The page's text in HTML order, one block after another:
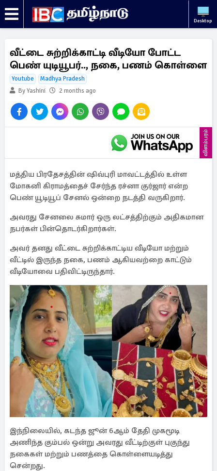
Desktop
வீட்டை சுற்றிக்காட்டி வீடியோ போட்ட
பெண் யுடியூபர்.., நகை, பணம் கொள்ளை
Youtube
Madhya Pradesh
By Yashini
2 months ago
விளம்பரம்
மத்திய பிரதேசத்தின் ஷிவ்புரி மாவட்டத்தில் உள்ள
மோகனி கிராமத்தைச் சேர்ந்த ரச்னா குர்ஜார் என்ற
பெண் யூடியூப் சேனல் ஒன்றை நடத்தி வருகிறார்.
அவரது சேனலை சுமார் ஒரு லட்சத்திற்கும் அதிகமான
நபர்கள் பின்தொடர்கிறார்கள்.
அவர் தனது வீட்டை சுற்றிக்காட்டிய வீடியோ மற்றும்
வீட்டில் இருந்த நகை, பணம் ஆகியவற்றை காட்டும்
வீடியோவை பதிவிட்டிருந்தார்.
இந்நிலையில், கடந்த ஜூன் 6ஆம் தேதி முகமூடி
அணிந்த கும்பல் ஒன்று அவரது வீட்டிற்குள் புகுந்து
நகைகள் மற்றும் பணத்தை கொள்ளையடித்து
சென்றது.